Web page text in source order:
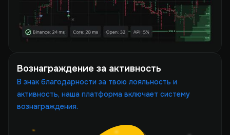
Вознаграждение за активность
В знак благодарности за твою лояльность и
активность, наша платформа включает систему
вознаграждения.